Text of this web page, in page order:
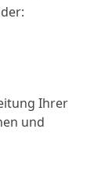
Ihrer
und